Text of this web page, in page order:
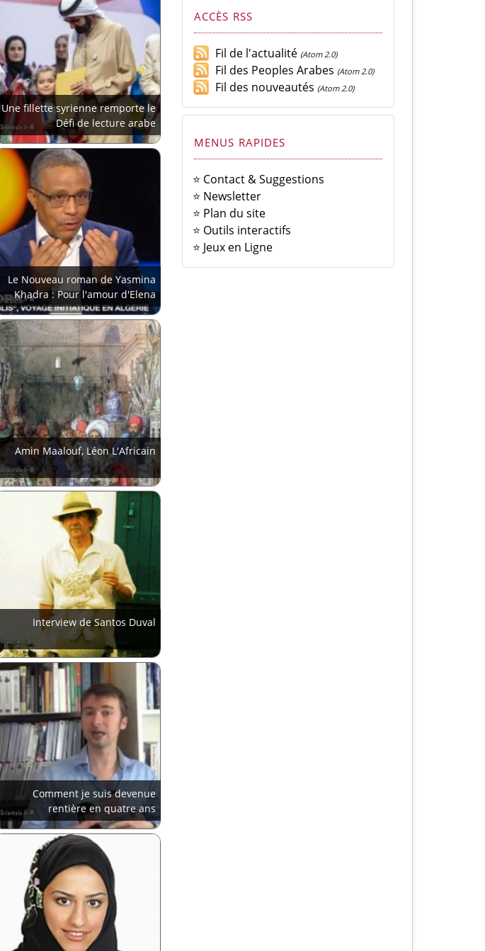
Une fillette syrienne remporte le
Défi de lecture arabe
Le Nouveau roman de Yasmina
Khadra : Pour l'amour d'Elena
Amin Maalouf, Léon L'Africain
Interview de Santos Duval
Comment je suis devenue
rentière en quatre ans
ACCÈS RSS
Fil de l'actualité (Atom 2.0)
Fil des Peoples Arabes (Atom 2.0)
Fil des nouveautés (Atom 2.0)
MENUS RAPIDES
⭐ Contact & Suggestions
⭐ Newsletter
⭐ Plan du site
⭐ Outils interactifs
⭐ Jeux en Ligne